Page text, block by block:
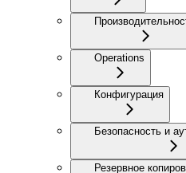
Operations
Конфигурация
Безопасность и
Резервное